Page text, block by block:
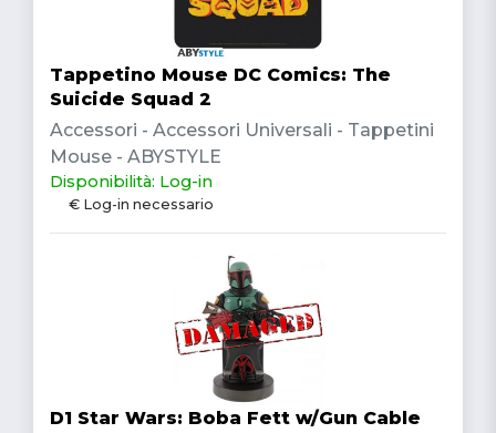
Tappetino Mouse DC Comics: The
Suicide Squad 2
Accessori - Accessori Universali - Tappetini
Mouse - ABYSTYLE
Disponibilità: Log-in
€ Log-in necessario
D1 Star Wars: Boba Fett w/Gun Cable